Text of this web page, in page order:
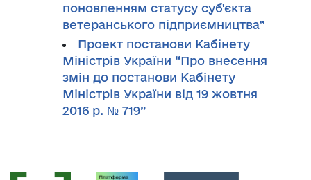
поновленням статусу суб'єкта
ветеранського підприємництва”
Проект постанови Кабінету
Міністрів України “Про внесення
змін до постанови Кабінету
Міністрів України від 19 жовтня
2016 р. № 719”